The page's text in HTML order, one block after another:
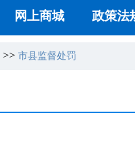
网上商城 政策法
>> 市县监督处罚